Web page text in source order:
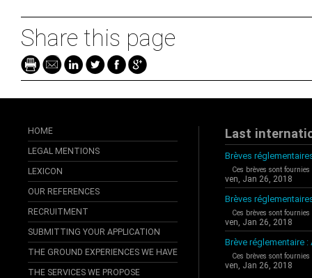
Share this page
HOME
LEGAL MENTIONS
LEXICON
OUR REFERENCES
RECRUITMENT
SUBMITTING YOUR APPLICATION
THE GROUND EXPERIENCES WE HAVE
THE SERVICES WE PROPOSE
Last
Brèves
Ces brèves sont
ven, Jan 26, 2018
Brèves
Ces brèves sont
ven, Jan 26, 2018
Brève réglementaire :
Ces brèves sont
ven, Jan 26, 2018